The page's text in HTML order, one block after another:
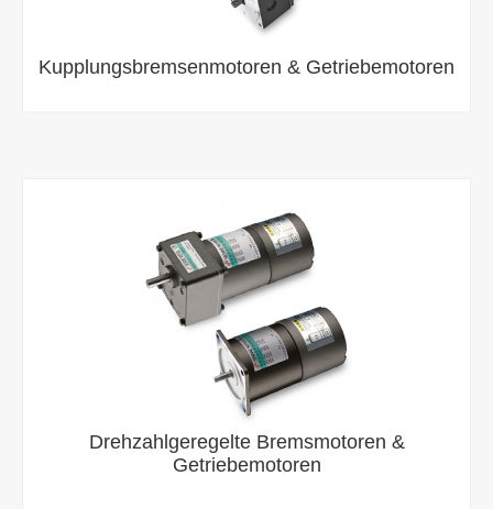
Kupplungsbremsenmotoren & Getriebemotoren
Drehzahlgeregelte Bremsmotoren &
Getriebemotoren